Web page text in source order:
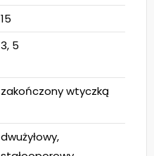
15
3, 5
zakończony wtyczką
dwużyłowy,